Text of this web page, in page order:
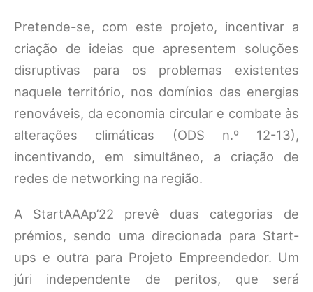
Pretende-se, com este projeto, incentivar a
criação de ideias que apresentem soluções
disruptivas para os problemas existentes
naquele território, nos domínios das energias
renováveis, da economia circular e combate às
alterações climáticas (ODS n.º 12-13),
incentivando, em simultâneo, a criação de
redes de networking na região.
A StartAAAp’22 prevê duas categorias de
prémios, sendo uma direcionada para Start-
ups e outra para Projeto Empreendedor. Um
júri independente de peritos, que será